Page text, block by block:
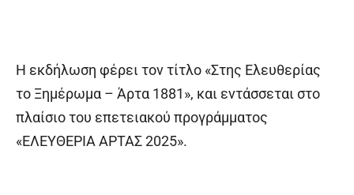
Η εκδήλωση φέρει τον τίτλο «Στης Ελευθερίας
το Ξημέρωμα – Άρτα 1881», και εντάσσεται στο
πλαίσιο του επετειακού προγράμματος
«ΕΛΕΥΘΕΡΙΑ ΑΡΤΑΣ 2025».